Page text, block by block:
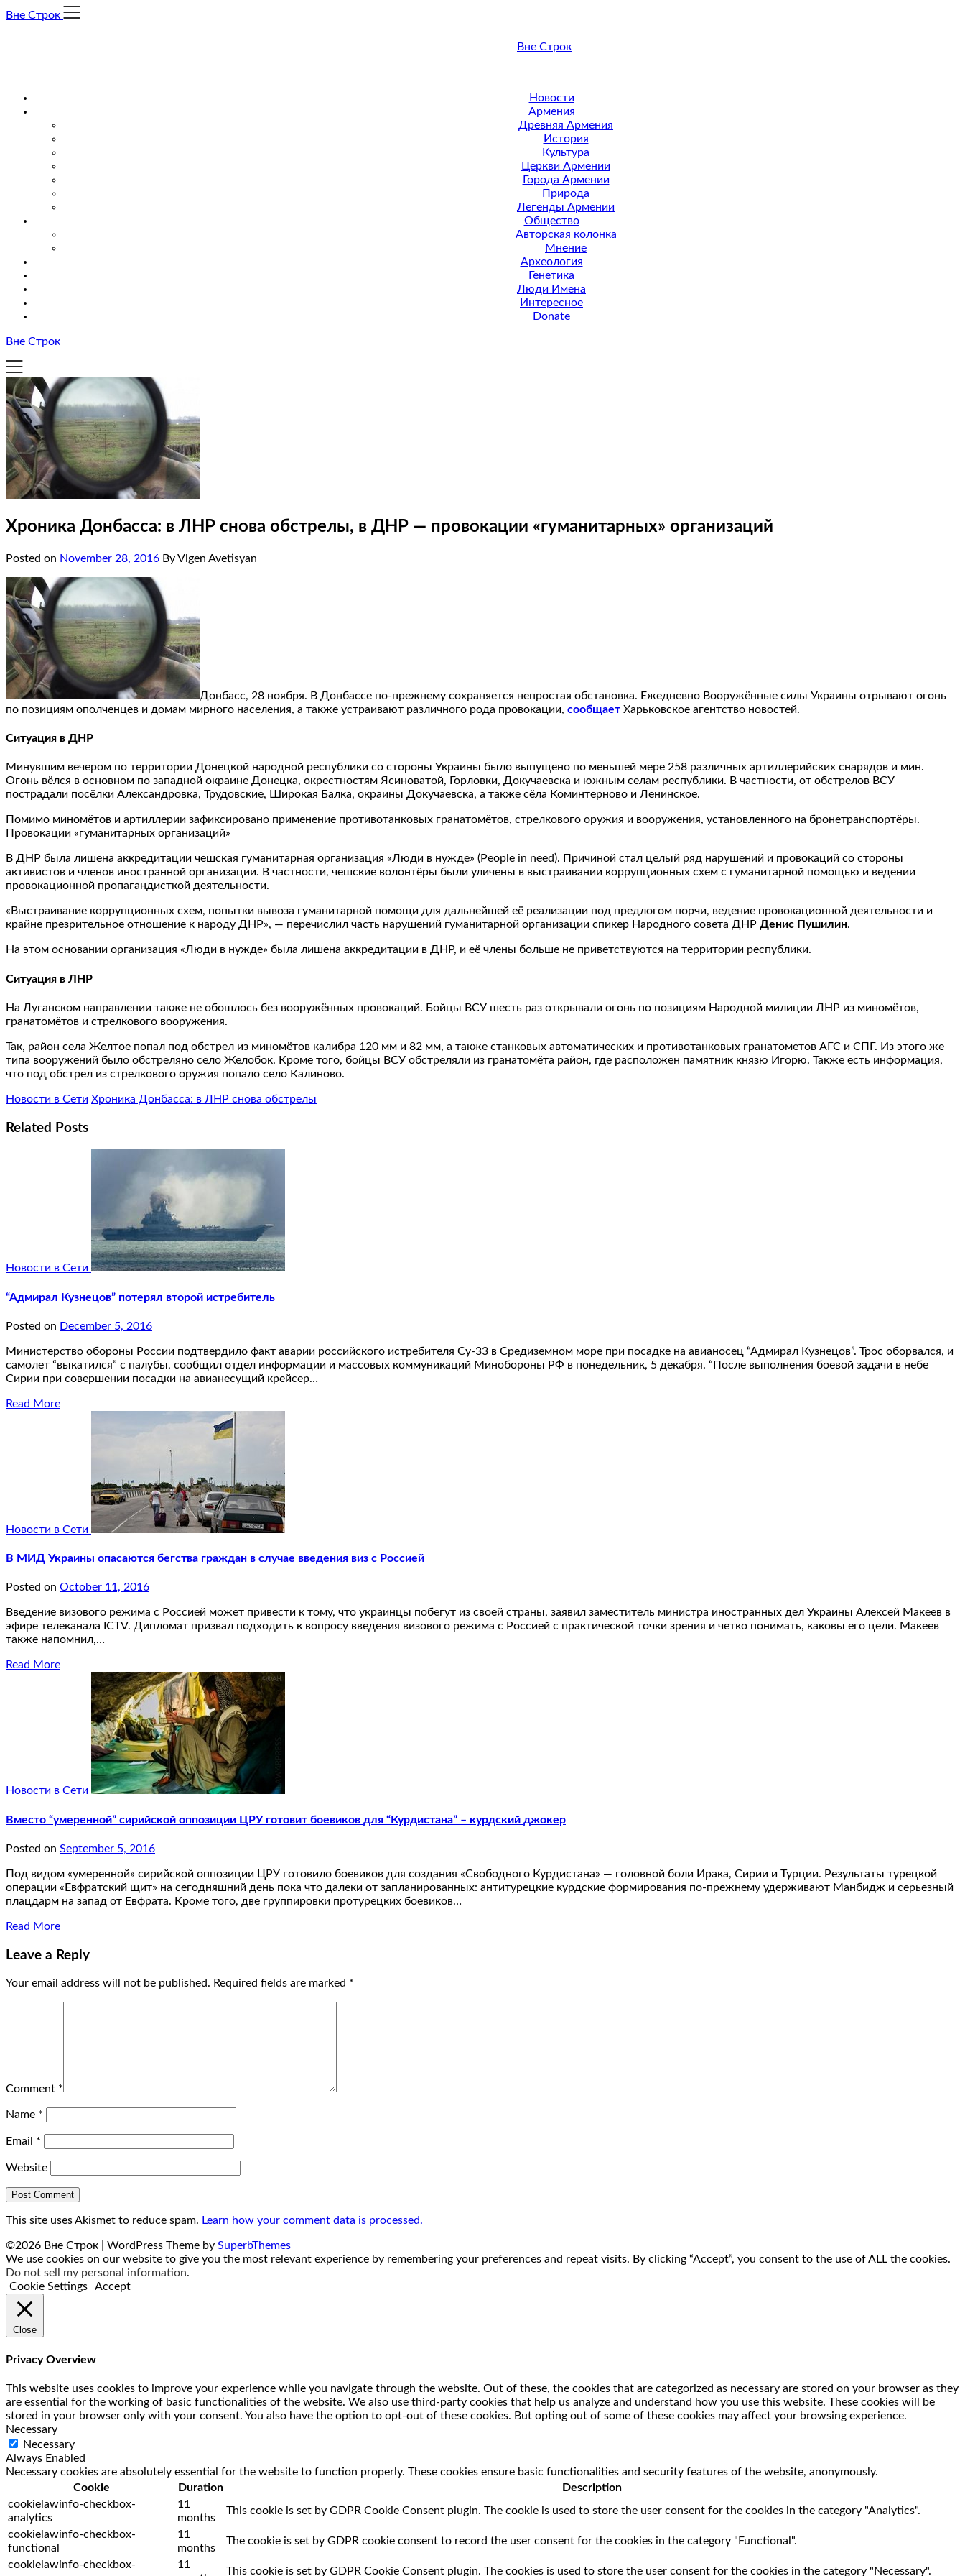
Skip
Вне Строк
Вне Строк
Новости
Армения
Древняя Армения
История
Культура
Церкви Армении
Города Армении
Природа
Легенды Армении
Общество
Авторская колонка
Мнение
Археология
Генетика
Люди Имена
Интересное
Donate
Вне Строк
Хроника Донбасса: в ЛНР снова обстрелы, в ДНР — провокации «гуманитарных» организаций
Posted on November 28, 2016 By Vigen Avetisyan
Донбасс, 28 ноября. В Донбассе по-прежнему сохраняется непростая обстановка. Ежедневно Вооружённые силы Украины отрывают огонь
по позициям ополченцев и домам мирного населения, а также устраивают различного рода провокации, сообщает Харьковское агентство новостей.
Ситуация в ДНР
Минувшим вечером по территории Донецкой народной республики со стороны Украины было выпущено по меньшей мере 258 различных артиллерийских снарядов и мин.
Огонь вёлся в основном по западной окраине Донецка, окрестностям Ясиноватой, Горловки, Докучаевска и южным селам республики. В частности, от обстрелов ВСУ
пострадали посёлки Александровка, Трудовские, Широкая Балка, окраины Докучаевска, а также сёла Коминтерново и Ленинское.
Помимо миномётов и артиллерии зафиксировано применение противотанковых гранатомётов, стрелкового оружия и вооружения, установленного на бронетранспортёры.
Провокации «гуманитарных организаций»
В ДНР была лишена аккредитации чешская гуманитарная организация «Люди в нужде» (People in need). Причиной стал целый ряд нарушений и провокаций со стороны
активистов и членов иностранной организации. В частности, чешские волонтёры были уличены в выстраивании коррупционных схем с гуманитарной помощью и ведении
провокационной пропагандисткой деятельности.
«Выстраивание коррупционных схем, попытки вывоза гуманитарной помощи для дальнейшей её реализации под предлогом порчи, ведение провокационной деятельности и
крайне презрительное отношение к народу ДНР», — перечислил часть нарушений гуманитарной организации спикер Народного совета ДНР Денис Пушилин.
На этом основании организация «Люди в нужде» была лишена аккредитации в ДНР, и её члены больше не приветствуются на территории республики.
Ситуация в ЛНР
На Луганском направлении также не обошлось без вооружённых провокаций. Бойцы ВСУ шесть раз открывали огонь по позициям Народной милиции ЛНР из миномётов,
гранатомётов и стрелкового вооружения.
Так, район села Желтое попал под обстрел из миномётов калибра 120 мм и 82 мм, а также станковых автоматических и противотанковых гранатометов АГС и СПГ. Из этого же
типа вооружений было обстреляно село Желобок. Кроме того, бойцы ВСУ обстреляли из гранатомёта район, где расположен памятник князю Игорю. Также есть информация,
что под обстрел из стрелкового оружия попало село Калиново.
Новости в Сети Хроника Донбасса: в ЛНР снова обстрелы
Related Posts
Новости в Сети
“Адмирал Кузнецов” потерял второй истребитель
Posted on December 5, 2016
Министерство обороны России подтвердило факт аварии российского истребителя Су-33 в Средиземном море при посадке на авианосец “Адмирал Кузнецов”. Трос оборвался, и
самолет “выкатился” с палубы, сообщил отдел информации и массовых коммуникаций Минобороны РФ в понедельник, 5 декабря. “После выполнения боевой задачи в небе
Сирии при совершении посадки на авианесущий крейсер…
Read More
Новости в Сети
В МИД Украины опасаются бегства граждан в случае введения виз с Россией
Posted on October 11, 2016
Введение визового режима с Россией может привести к тому, что украинцы побегут из своей страны, заявил заместитель министра иностранных дел Украины Алексей Макеев в
эфире телеканала ICTV. Дипломат призвал подходить к вопросу введения визового режима с Россией с практической точки зрения и четко понимать, каковы его цели. Макеев
также напомнил,…
Read More
Новости в Сети
Вместо “умеренной” сирийской оппозиции ЦРУ готовит боевиков для “Курдистана” – курдский джокер
Posted on September 5, 2016
Под видом «умеренной» сирийской оппозиции ЦРУ готовило боевиков для создания «Свободного Курдистана» — головной боли Ирака, Сирии и Турции. Результаты турецкой
операции «Евфратский щит» на сегодняшний день пока что далеки от запланированных: антитурецкие курдские формирования по-прежнему удерживают Манбидж и серьезный
плацдарм на запад от Евфрата. Кроме того, две группировки протурецких боевиков…
Read More
Leave a Reply
Your email address will not be published. Required fields are marked *
Comment *
Name *
Email *
Website
This site uses Akismet to reduce spam. Learn how your comment data is processed.
©2026 Вне Строк | WordPress Theme by SuperbThemes
We use cookies on our website to give you the most relevant experience by remembering your preferences and repeat visits. By clicking “Accept”, you consent to the use of ALL the cookies.
Do not sell my personal information.
Cookie Settings
Accept
Close
Privacy Overview
This website uses cookies to improve your experience while you navigate through the website. Out of these, the cookies that are categorized as necessary are stored on your browser as they
are essential for the working of basic functionalities of the website. We also use third-party cookies that help us analyze and understand how you use this website. These cookies will be
stored in your browser only with your consent. You also have the option to opt-out of these cookies. But opting out of some of these cookies may affect your browsing experience.
Necessary
Necessary
Always Enabled
Necessary cookies are absolutely essential for the website to function properly. These cookies ensure basic functionalities and security features of the website, anonymously.
Cookie
Duration
Description
cookielawinfo-checkbox-
analytics
11
months
This cookie is set by GDPR Cookie Consent plugin. The cookie is used to store the user consent for the cookies in the category "Analytics".
cookielawinfo-checkbox-
functional
11
months
The cookie is set by GDPR cookie consent to record the user consent for the cookies in the category "Functional".
cookielawinfo-checkbox-
11
This cookie is set by GDPR Cookie Consent plugin. The cookies is used to store the user consent for the cookies in the category "Necessary".